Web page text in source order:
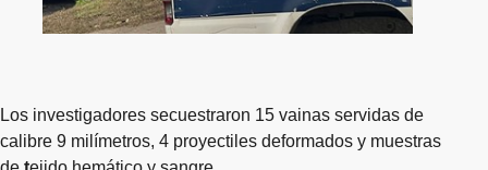
Los investigadores secuestraron 15 vainas servidas de
calibre 9 milímetros, 4 proyectiles deformados y muestras